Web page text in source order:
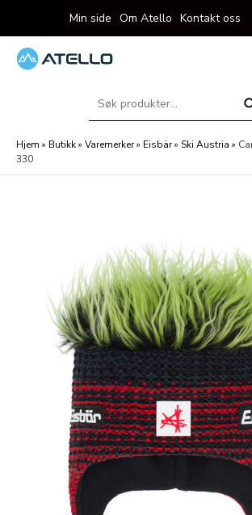
til
innholdet
Min side Om Atello Kontakt oss
Søk
Hjem » Butikk» Varemerker» Eisbär» Ski Austria »
330